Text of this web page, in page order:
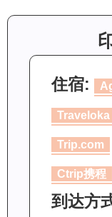
住宿:
Traveloka
Trip.com
Ctrip携程
到达方